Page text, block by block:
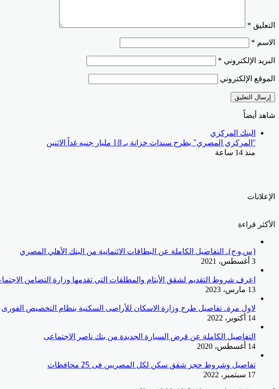
التعليق *
الاسم *
البريد الإلكتروني *
الموقع الإلكتروني
شاهد أيضاً
البنك المركزي
“المركزي المصري” يطرح سندات خزانة بـ 18 مليار جنيه غداً الاثنين
منذ 14 ساعة
الإعلانات
الأكثر قراءة
(س.و.ج).. التفاصيل الكاملة عن البطاقات الائتمانية من البنك الأهلي المصري
3 أغسطس، 2021
اعرف شروط التقديم لشقق الأيتام والمطلقات التي تقدمها وزارة التضامن
13 مارس، 2023
لاول مرة.. تفاصيل طرح وزارة الاسكان للأراضى السكنية بنظام التخصيص الفورى
14 أكتوبر، 2022
التفاصيل الكاملة عن قرض السيارة الجديدة من بنك ناصر الاجتماعى
14 أغسطس، 2020
تفاصيل وشروط حجز شقق سكن لكل المصريين فى 25 محافظات
17 سبتمبر، 2022